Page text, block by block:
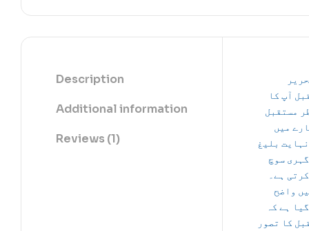
Description
Additional information
Reviews (1)
آپ کا
مستقبل
میں
بلیغ
سوچ
ہے۔
واضح
ہے کہ
کا تصور